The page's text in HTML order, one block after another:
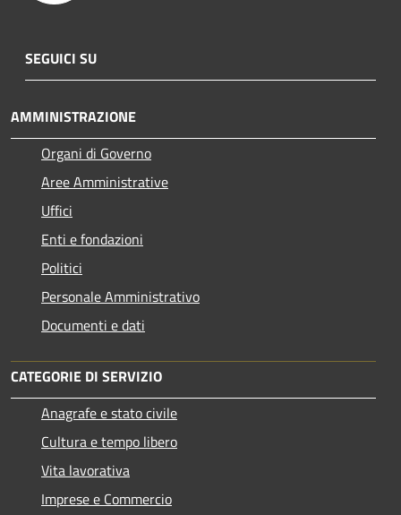
SEGUICI SU
AMMINISTRAZIONE
Organi di Governo
Aree Amministrative
Uffici
Enti e fondazioni
Politici
Personale Amministrativo
Documenti e dati
CATEGORIE DI SERVIZIO
Anagrafe e stato civile
Cultura e tempo libero
Vita lavorativa
Imprese e Commercio